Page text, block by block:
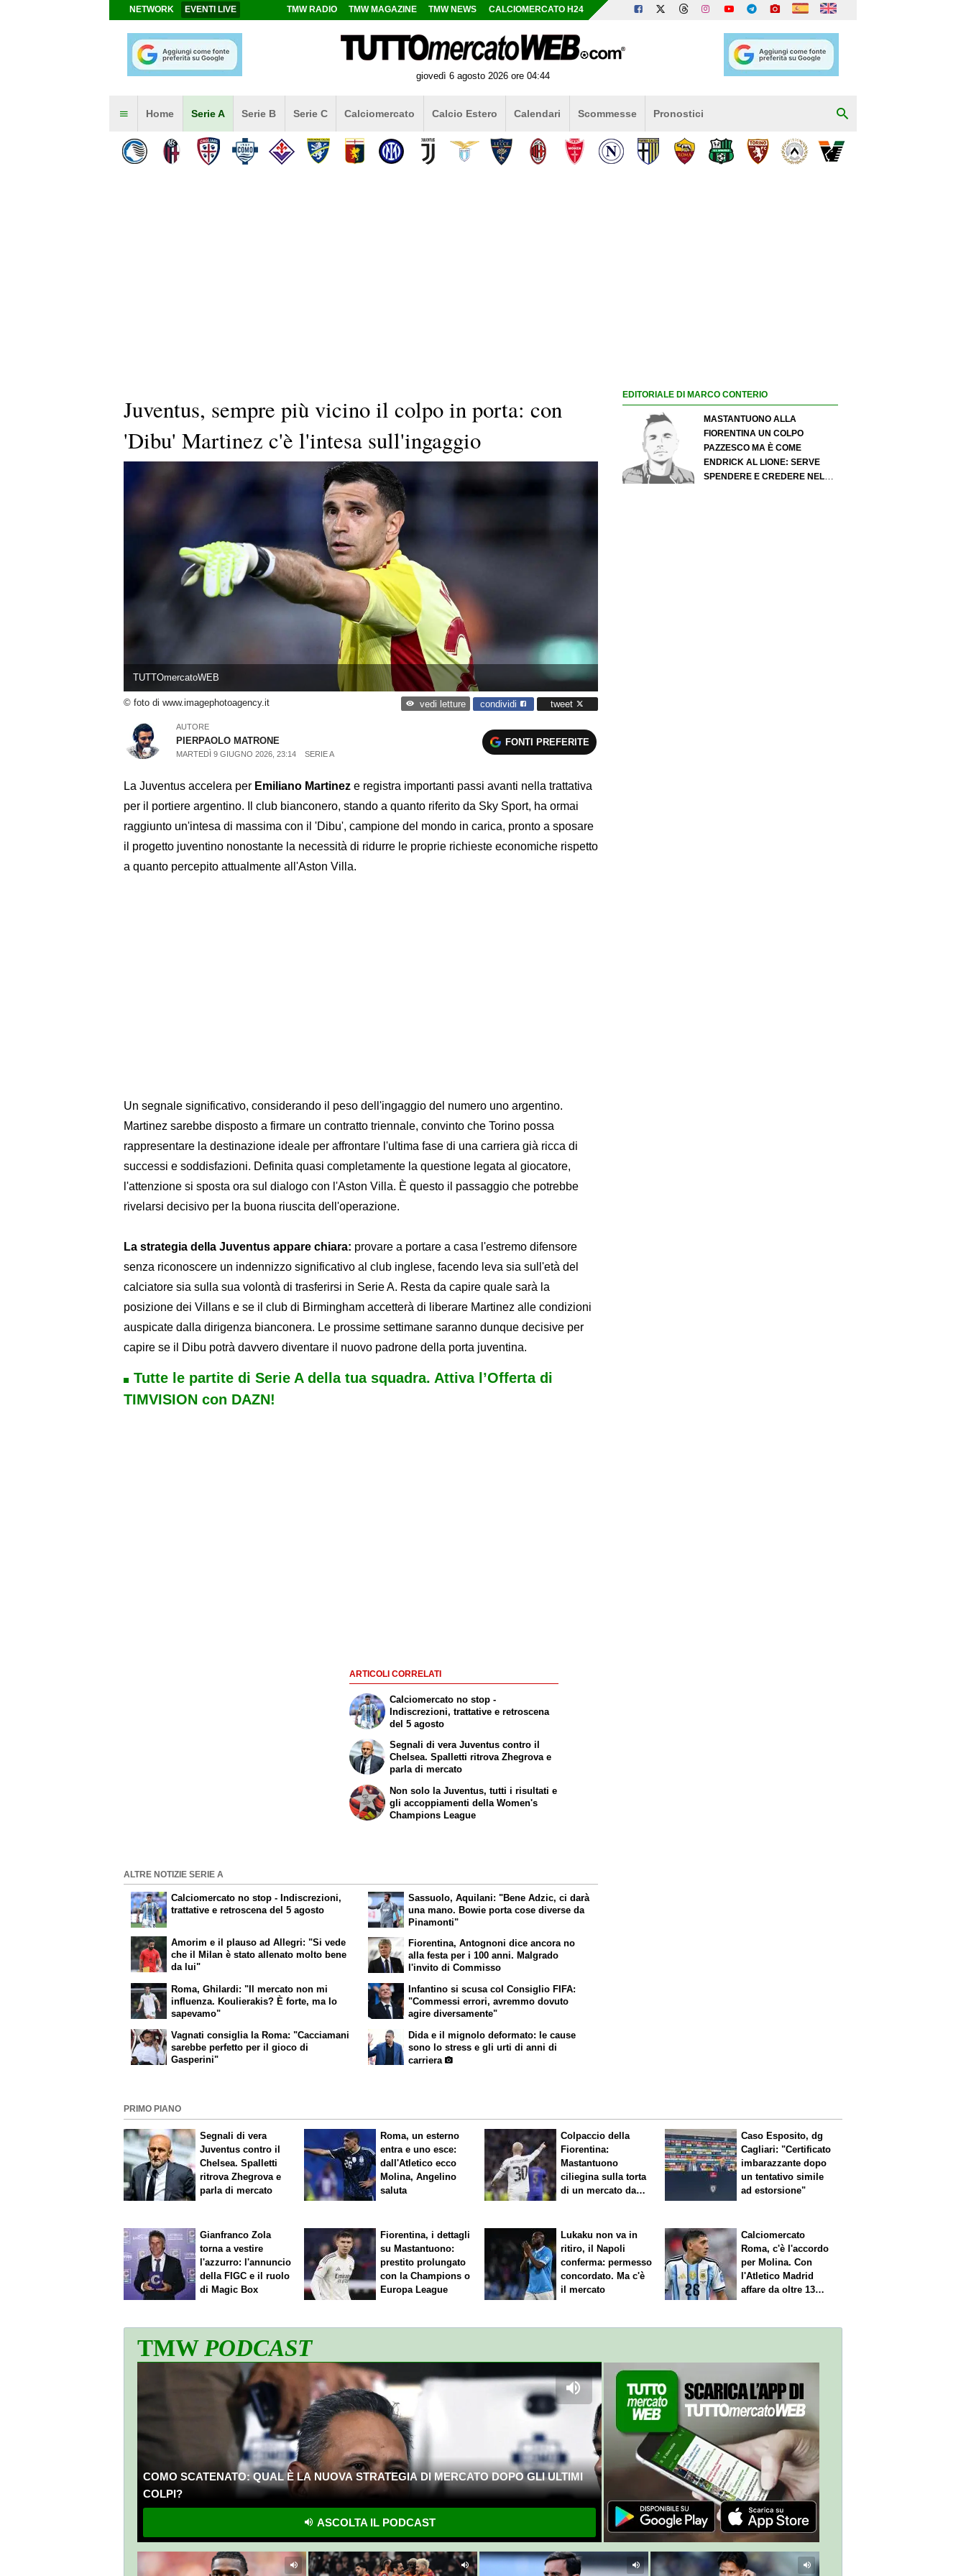
NETWORK EVENTI LIVE TMW RADIO TMW MAGAZINE TMW NEWS CALCIOMERCATO H24
giovedì 6 agosto 2026 ore 04:44
Home Serie A Serie B Serie C Calciomercato Calcio Estero Calendari Scommesse Pronostici
Juventus, sempre più vicino il colpo in porta: con
'Dibu' Martinez c'è l'intesa sull'ingaggio
TUTTOmercatoWEB
© foto di www.imagephotoagency.it vedi letture condividi tweet
AUTORE
PIERPAOLO MATRONE
MARTEDÌ 9 GIUGNO 2026, 23:14 SERIE A
FONTI PREFERITE
La Juventus accelera per Emiliano Martinez e registra importanti passi avanti nella trattativa
per il portiere argentino. Il club bianconero, stando a quanto riferito da Sky Sport, ha ormai
raggiunto un'intesa di massima con il 'Dibu', campione del mondo in carica, pronto a sposare
il progetto juventino nonostante la necessità di ridurre le proprie richieste economiche rispetto
a quanto percepito attualmente all'Aston Villa.
Un segnale significativo, considerando il peso dell'ingaggio del numero uno argentino.
Martinez sarebbe disposto a firmare un contratto triennale, convinto che Torino possa
rappresentare la destinazione ideale per affrontare l'ultima fase di una carriera già ricca di
successi e soddisfazioni. Definita quasi completamente la questione legata al giocatore,
l'attenzione si sposta ora sul dialogo con l'Aston Villa. È questo il passaggio che potrebbe
rivelarsi decisivo per la buona riuscita dell'operazione.
La strategia della Juventus appare chiara: provare a portare a casa l'estremo difensore
senza riconoscere un indennizzo significativo al club inglese, facendo leva sia sull'età del
calciatore sia sulla sua volontà di trasferirsi in Serie A. Resta da capire quale sarà la
posizione dei Villans e se il club di Birmingham accetterà di liberare Martinez alle condizioni
auspicate dalla dirigenza bianconera. Le prossime settimane saranno dunque decisive per
capire se il Dibu potrà davvero diventare il nuovo padrone della porta juventina.
Tutte le partite di Serie A della tua squadra. Attiva l’Offerta di
TIMVISION con DAZN!
ARTICOLI CORRELATI
Calciomercato no stop -
Indiscrezioni, trattative e retroscena
del 5 agosto
Segnali di vera Juventus contro il
Chelsea. Spalletti ritrova Zhegrova e
parla di mercato
Non solo la Juventus, tutti i risultati e
gli accoppiamenti della Women's
Champions League
ALTRE NOTIZIE SERIE A
Calciomercato no stop - Indiscrezioni,
trattative e retroscena del 5 agosto
Amorim e il plauso ad Allegri: "Si vede
che il Milan è stato allenato molto bene
da lui"
Sassuolo, Aquilani: "Bene Adzic, ci darà
una mano. Bowie porta cose diverse da
Pinamonti"
Fiorentina, Antognoni dice ancora no
alla festa per i 100 anni. Malgrado
l'invito di Commisso
Roma, Ghilardi: "Il mercato non mi
influenza. Koulierakis? È forte, ma lo
sapevamo"
Vagnati consiglia la Roma: "Cacciamani
sarebbe perfetto per il gioco di
Gasperini"
Infantino si scusa col Consiglio FIFA:
"Commessi errori, avremmo dovuto
agire diversamente"
Dida e il mignolo deformato: le cause
sono lo stress e gli urti di anni di
carriera
EDITORIALE DI MARCO CONTERIO
MASTANTUONO ALLA
FIORENTINA UN COLPO
PAZZESCO MA È COME
ENDRICK AL LIONE: SERVE
SPENDERE E CREDERE NELLO
PRIMO PIANO
Segnali di vera
Juventus contro il
Chelsea. Spalletti
ritrova Zhegrova e
parla di mercato
Roma, un esterno
entra e uno esce:
dall'Atletico ecco
Molina, Angelino
saluta
Colpaccio della
Fiorentina:
Mastantuono
ciliegina sulla torta
di un mercato da
Caso Esposito, dg
Cagliari: "Certificato
imbarazzante dopo
un tentativo simile
ad estorsione"
Gianfranco Zola
torna a vestire
l'azzurro: l'annuncio
della FIGC e il ruolo
di Magic Box
Fiorentina, i dettagli
su Mastantuono:
prestito prolungato
con la Champions o
Europa League
Lukaku non va in
ritiro, il Napoli
conferma: permesso
concordato. Ma c'è
il mercato
Calciomercato
Roma, c'è l'accordo
per Molina. Con
l'Atletico Madrid
affare da oltre 13
TMWPODCAST
COMO SCATENATO: QUAL È LA NUOVA STRATEGIA DI MERCATO DOPO GLI ULTIMI
COLPI?
ASCOLTA IL PODCAST